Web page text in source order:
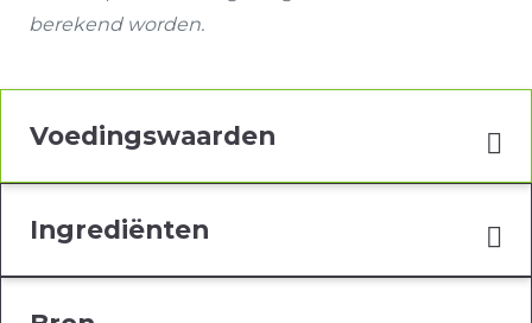
berekend worden.
Voedingswaarden
Ingrediënten